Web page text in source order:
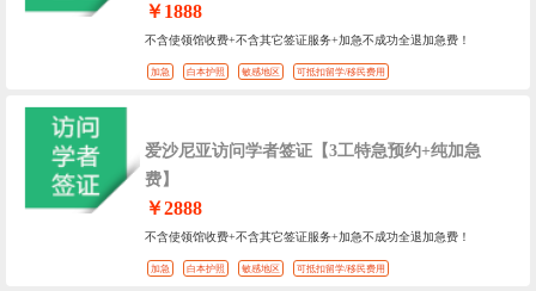
￥1888
不含使领馆收费+不含其它签证服务+加急不成功全退加急费！
加急 白本护照 敏感地区 可抵扣留学/移民费用
爱沙尼亚访问学者签证【3工特急预约+纯加急
费】
￥2888
不含使领馆收费+不含其它签证服务+加急不成功全退加急费！
加急 白本护照 敏感地区 可抵扣留学/移民费用